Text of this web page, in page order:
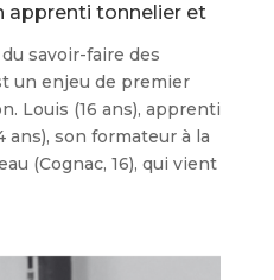
apprenti tonnelier et
savoir-faire des
un enjeu de premier
Louis (16 ans), apprenti
son formateur à la
(Cognac, 16), qui vient